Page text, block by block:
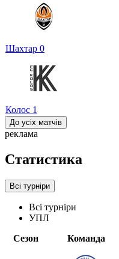
Шахтар 0
Колос 1
До усіх матчів
реклама
Статистика
Всі турніри
Всі турніри
УПЛ
Сезон
Команда